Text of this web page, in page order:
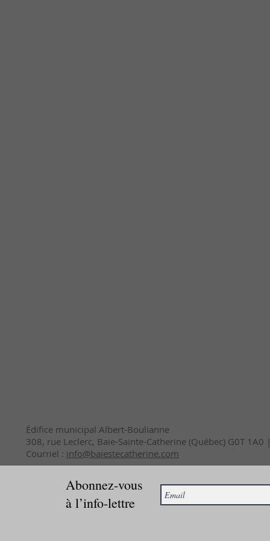
Édifice municipal Albert-Boulianne
308, rue Leclerc, Baie-Sainte-Catherine (Québec) G0T
Courriel : info@baiestecatherine.com
Abonnez-vous
à l’info-lettre